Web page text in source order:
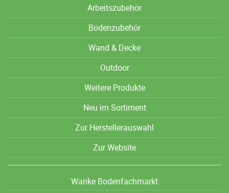
Arbeitszubehör
Bodenzubehör
Wand & Decke
Outdoor
Weitere Produkte
Neu im Sortiment
Zur Herstellerauswahl
Zur Website
Wanke Bodenfachmarkt